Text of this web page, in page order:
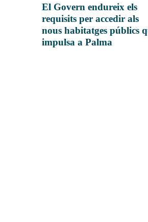
El Govern endureix els
requisits per accedir als
nous habitatges públics
impulsa a Palma